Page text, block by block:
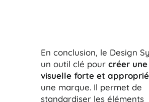
En conclusion, le Design
un outil clé pour créer
visuelle forte et approprié
une marque. Il permet de
standardiser les éléments